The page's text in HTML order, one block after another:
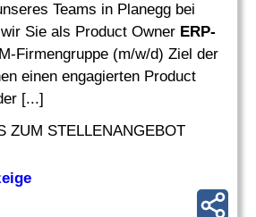
Teams in Planegg bei
Sie als Product Owner ERP-
Firmengruppe (m/w/d) Ziel der
einen engagierten Product
[...]
ZUM STELLENANGEBOT